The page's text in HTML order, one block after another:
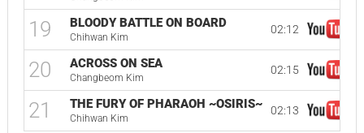
19 BLOODY BATTLE ON BOARD
Chihwan Kim
02:12
20 ACROSS ON SEA
Changbeom Kim
02:15
21 THE FURY OF PHARAOH ~OSIRIS~
Chihwan Kim
02:13